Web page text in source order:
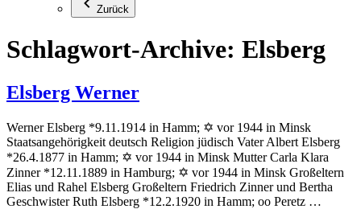
Zurück
Schlagwort-Archive: Elsberg
Elsberg Werner
Werner Elsberg *9.11.1914 in Hamm; ✡ vor 1944 in Minsk
Staatsangehörigkeit deutsch Religion jüdisch Vater Albert Elsberg
*26.4.1877 in Hamm; ✡ vor 1944 in Minsk Mutter Carla Klara
Zinner *12.11.1889 in Hamburg; ✡ vor 1944 in Minsk Großeltern
Elias und Rahel Elsberg Großeltern Friedrich Zinner und Bertha
Geschwister Ruth Elsberg *12.2.1920 in Hamm; oo Peretz …